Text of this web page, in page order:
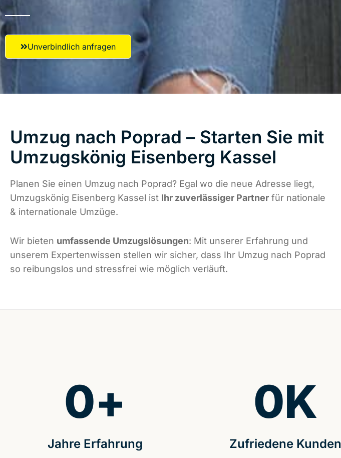
Unverbindlich anfragen
Umzug nach Poprad – Starten Sie mit
Umzugskönig Eisenberg Kassel
Planen Sie einen Umzug nach Poprad? Egal wo die neue Adresse liegt,
Umzugskönig Eisenberg Kassel ist Ihr zuverlässiger Partner für nationale
& internationale Umzüge.
Wir bieten umfassende Umzugslösungen: Mit unserer Erfahrung und
unserem Expertenwissen stellen wir sicher, dass Ihr Umzug nach Poprad
so reibungslos und stressfrei wie möglich verläuft.
Jahre Erfahrung
0+
Zufriedene Kunden
0K